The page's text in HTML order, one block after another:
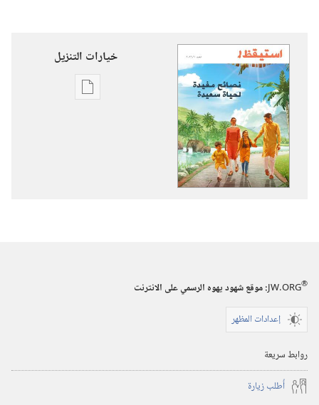
خيارات التنزيل
خيارات
JW.ORG®
:‏ موقع شهود يهوه الرسمي على الانترنت
إعدادات المظهر
روابط سريعة
أُطلب زيارة